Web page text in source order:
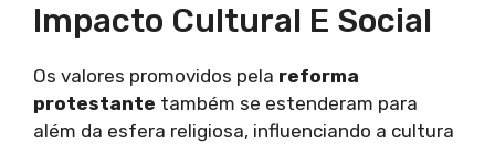
Impacto Cultural E Social
Os valores promovidos pela reforma
protestante também se estenderam para
além da esfera religiosa, influenciando a cultura